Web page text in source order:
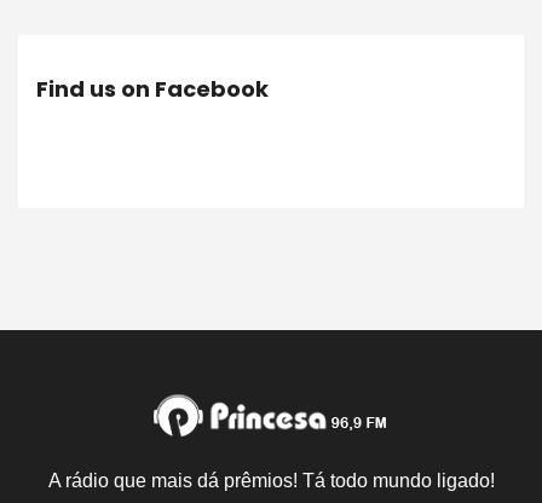
Find us on Facebook
A rádio que mais dá prêmios! Tá todo mundo ligado!